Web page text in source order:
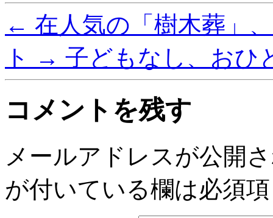
← 在人気の「樹木葬」
ト
→ 子どもなし、おひ
コメントを残す
メールアドレスが公開
が付いている欄は必須